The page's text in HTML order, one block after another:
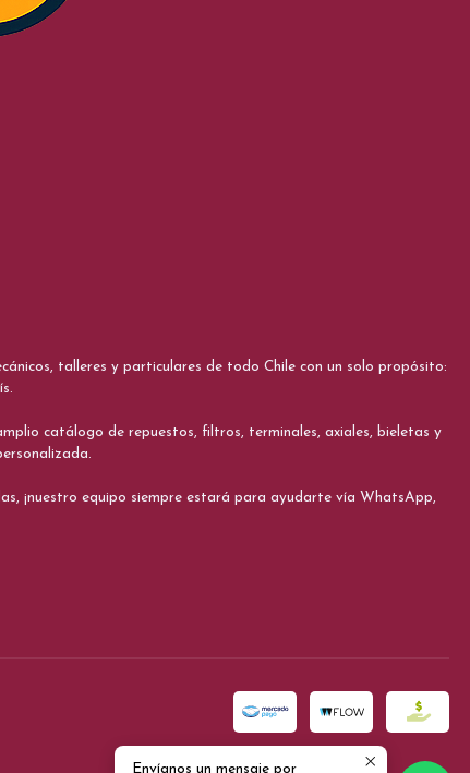
talleres y particulares de todo Chile con un solo propósito:
catálogo de repuestos, filtros, terminales, axiales, bieletas y
¡nuestro equipo siempre estará para ayudarte vía WhatsApp,
Envíanos un mensaje por